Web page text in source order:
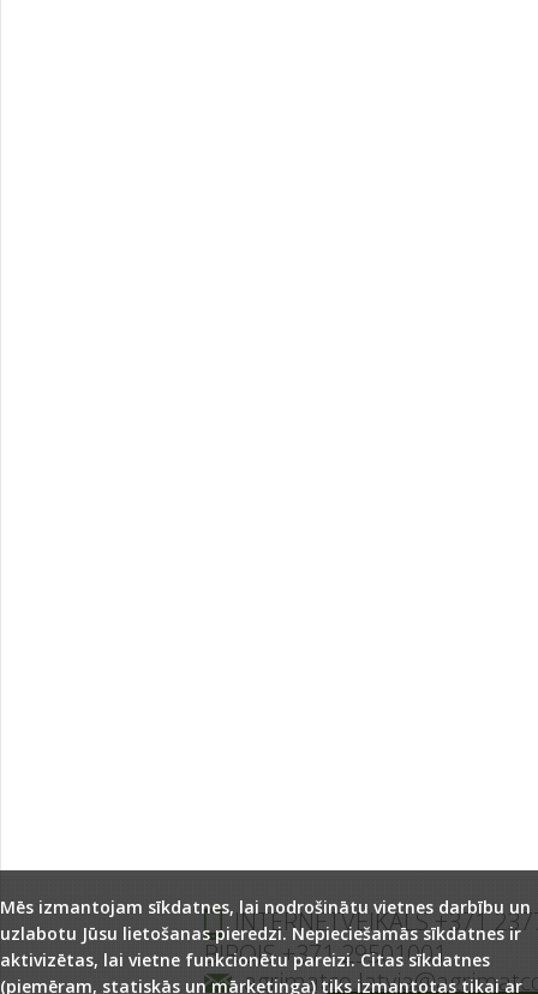
INTERNETVEIKALS +371
BIROJS +371 29501001
Mēs izmantojam sīkdatnes, lai nodrošinātu vietnes darbību un
uzlabotu Jūsu lietošanas pieredzi. Nepieciešamās sīkdatnes ir
aktivizētas, lai vietne funkcionētu pareizi. Citas sīkdatnes
(piemēram, statiskās un mārketinga) tiks izmantotas tikai ar